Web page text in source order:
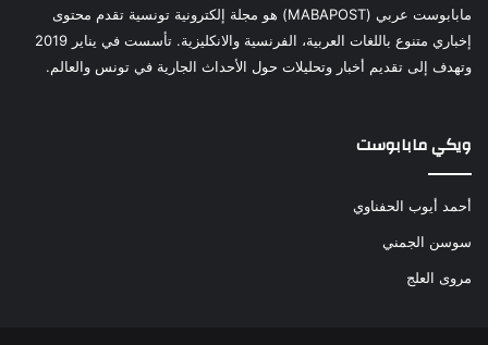
مابابوست عربي (MABAPOST) هو مجلة إلكترونية تونسية تقدم محتوى
إخباري متنوع باللغات العربية، الفرنسية والانكليزية. تأسست في يناير 2019
وتهدف إلى تقديم أخبار وتحليلات حول الأحداث الجارية في تونس والعالم.
ويكي مابابوست
أحمد أيوب الحفناوي
سوسن الجمني
مروى العلج